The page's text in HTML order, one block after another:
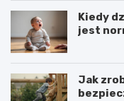
Kiedy
jest
Jak